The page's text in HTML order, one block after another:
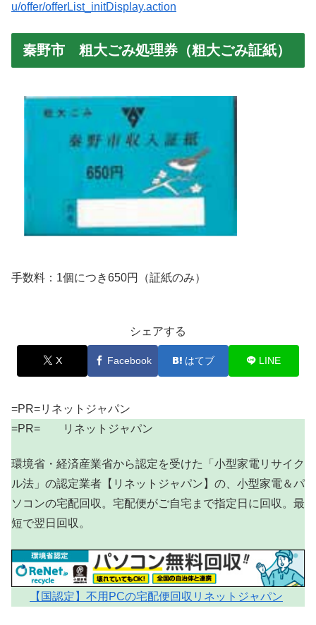
u/offer/offerList_initDisplay.action
秦野市 粗大ごみ処理券（粗大ごみ証紙）
手数料：1個につき650円（証紙のみ）
シェアする
X Facebook はてブ LINE
=PR=リネットジャパン
=PR= リネットジャパン
環境省・経済産業省から認定を受けた「小型家電リサイク
ル法」の認定業者【リネットジャパン】の、小型家電＆パ
ソコンの宅配回収。宅配便がご自宅まで指定日に回収。最
短で翌日回収。
【国認定】不用PCの宅配便回収リネットジャパン